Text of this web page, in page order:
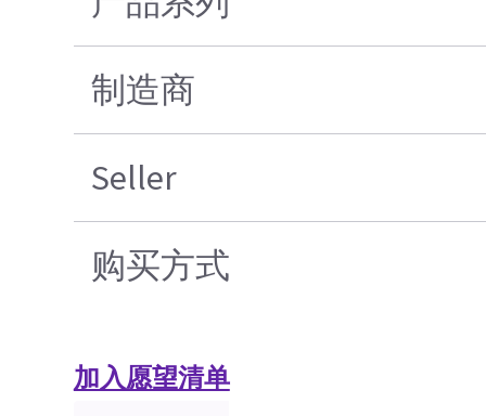
制造商
Seller
购买方式
加入愿望清单